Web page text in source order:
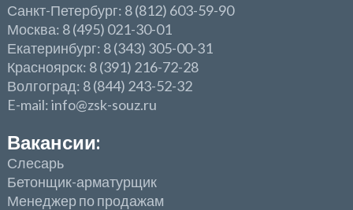
Санкт-Петербург: 8 (812) 603-59-90
Москва: 8 (495) 021-30-01
Екатеринбург: 8 (343) 305-00-31
Красноярск: 8 (391) 216-72-28
Волгоград: 8 (844) 243-52-32
E-mail: info@zsk-souz.ru
Вакансии:
Слесарь
Бетонщик-арматурщик
Менеджер по продажам